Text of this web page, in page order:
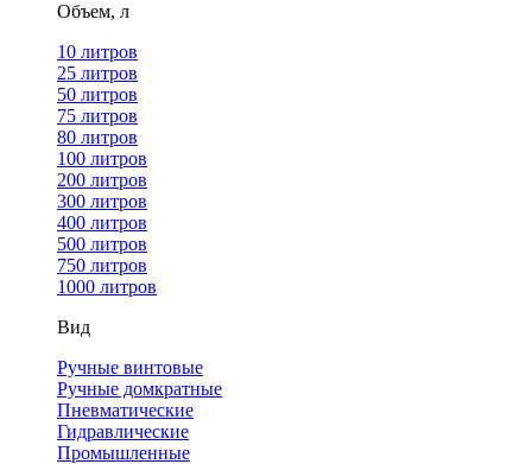
Объем, л
10 литров
25 литров
50 литров
75 литров
80 литров
100 литров
200 литров
300 литров
400 литров
500 литров
750 литров
1000 литров
Вид
Ручные винтовые
Ручные домкратные
Пневматические
Гидравлические
Промышленные